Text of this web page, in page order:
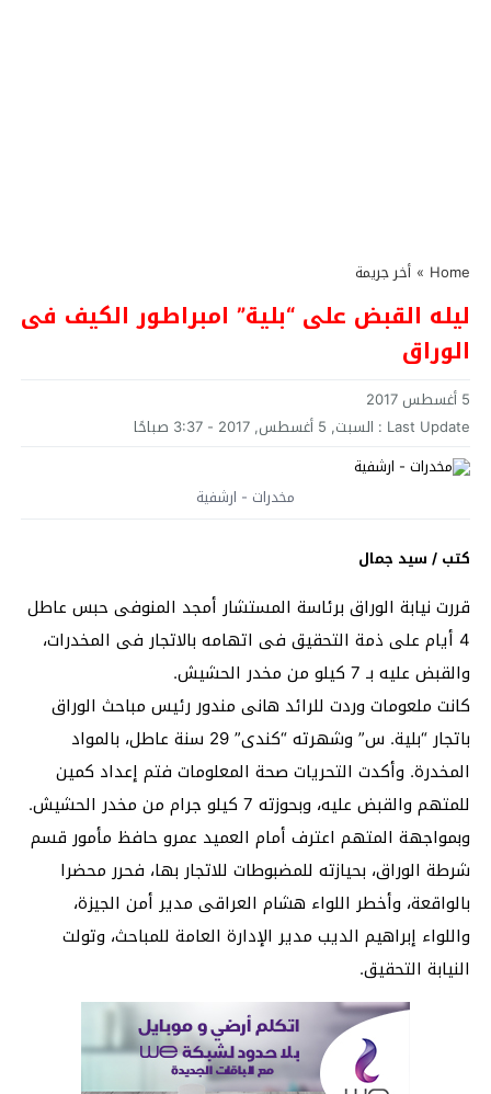
Home
» أخر جريمة
ليله القبض على “بلية” امبراطور الكيف فى
الوراق
5 أغسطس 2017
Last Update : السبت, 5 أغسطس, 2017 - 3:37 صباحًا
مخدرات - ارشفية
كتب / سيد جمال
قررت نيابة الوراق برئاسة المستشار أمجد المنوفى حبس عاطل
4 أيام على ذمة التحقيق فى اتهامه بالاتجار فى المخدرات،
والقبض عليه بـ 7 كيلو من مخدر الحشيش.
كانت ملعومات وردت للرائد هانى مندور رئيس مباحث الوراق
باتجار “بلية. س” وشهرته “كندى” 29 سنة عاطل، بالمواد
المخدرة. وأكدت التحريات صحة المعلومات فتم إعداد كمين
للمتهم والقبض عليه، وبحوزته 7 كيلو جرام من مخدر الحشيش.
وبمواجهة المتهم اعترف أمام العميد عمرو حافظ مأمور قسم
شرطة الوراق، بحيازته للمضبوطات للاتجار بها، فحرر محضرا
بالواقعة، وأخطر اللواء هشام العراقى مدير أمن الجيزة،
واللواء إبراهيم الديب مدير الإدارة العامة للمباحث، وتولت
النيابة التحقيق.